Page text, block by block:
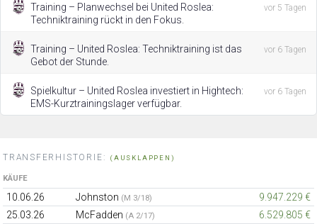
Training – Planwechsel bei United Roslea:
Techniktraining rückt in den Fokus.
vor 5 Tagen
Training – United Roslea: Techniktraining ist das
Gebot der Stunde.
vor 6 Tagen
Spielkultur – United Roslea investiert in Hightech:
EMS-Kurztrainingslager verfügbar.
vor 6 Tagen
TRANSFERHISTORIE: (AUSKLAPPEN)
KÄUFE
10.06.26 Johnston (M 3/18)
9.947.229 €
25.03.26
McFadden (A 2/17)
6.529.805 €